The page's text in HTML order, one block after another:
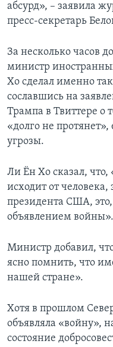
абсурд», – заявила
пресс-секретарь
За несколько часов
министр
Хо сделал именно
сославшись на
Трампа в Твиттере о
«долго не
угрозы.
Ли Ён Хо сказал, что,
исходит от
президента США, это,
объявлением войны».
Министр добавил,
ясно помнить, что
нашей стране».
Хотя в прошлом
объявляла «войну»,
состояние